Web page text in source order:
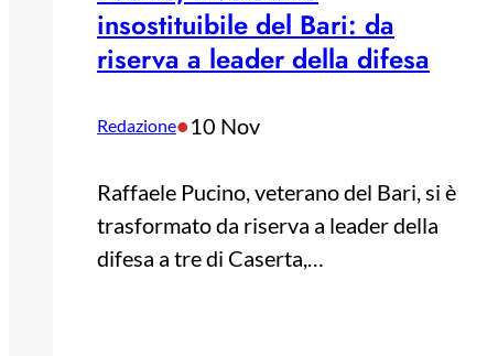
insostituibile del Bari: da
riserva a leader della difesa
Redazione•10 Nov
Raffaele Pucino, veterano del Bari, si è
trasformato da riserva a leader della
difesa a tre di Caserta,…